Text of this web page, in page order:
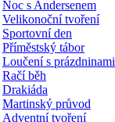
Noc s Andersenem
Velikonoční tvoření
Sportovní den
Příměstský tábor
Loučení s prázdninami
Račí běh
Drakiáda
Martinský průvod
Adventní tvoření